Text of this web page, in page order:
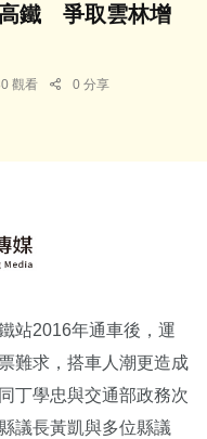
鐵 爭取雲林增
觀看 0 分享
站2016年通車後，運
難求，搭車人潮更造成
丁學忠與交通部政務次
議長黃凱與多位縣議